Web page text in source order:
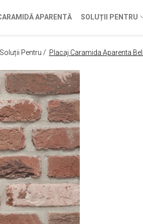
APARENTĂ SOLUȚII PENTRU
Soluții Pentru / Placaj Caramida Aparenta